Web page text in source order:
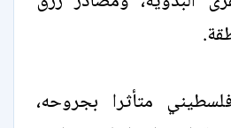
متأثرا بجروحه،